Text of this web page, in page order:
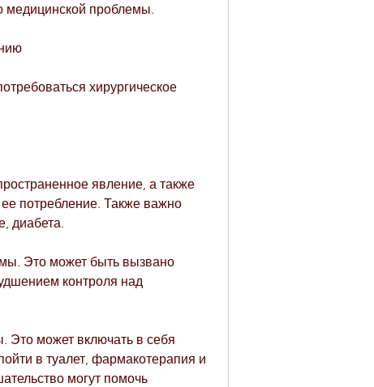
медицинской проблемы.
хирургическое
явление, а также
ее потребление. Также важно
диабета.
Это может быть вызвано
контроля над
может включать в себя
в туалет, фармакотерапия и
могут помочь